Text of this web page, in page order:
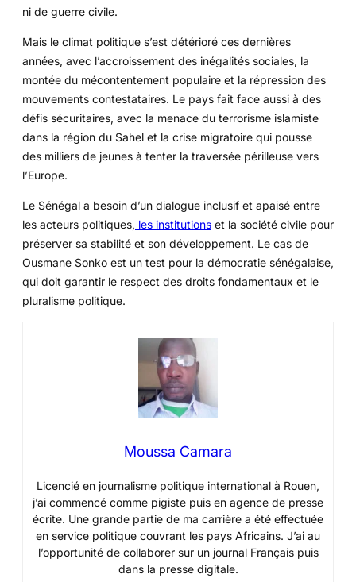
ni de guerre civile.
Mais le climat politique s’est détérioré ces dernières
années, avec l’accroissement des inégalités sociales, la
montée du mécontentement populaire et la répression des
mouvements contestataires. Le pays fait face aussi à des
défis sécuritaires, avec la menace du terrorisme islamiste
dans la région du Sahel et la crise migratoire qui pousse
des milliers de jeunes à tenter la traversée périlleuse vers
l’Europe.
Le Sénégal a besoin d’un dialogue inclusif et apaisé entre
les acteurs politiques, les institutions et la société civile pour
préserver sa stabilité et son développement. Le cas de
Ousmane Sonko est un test pour la démocratie sénégalaise,
qui doit garantir le respect des droits fondamentaux et le
pluralisme politique.
Moussa Camara
Licencié en journalisme politique international à Rouen,
j’ai commencé comme pigiste puis en agence de presse
écrite. Une grande partie de ma carrière a été effectuée
en service politique couvrant les pays Africains. J’ai au
l’opportunité de collaborer sur un journal Français puis
dans la presse digitale.